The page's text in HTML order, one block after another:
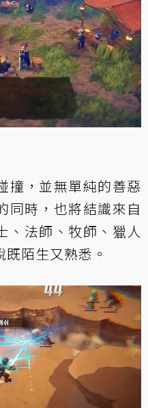
撞，並無單純的善惡
同時，也將結識來自
法師、牧師、獵人
陌生又熟悉。